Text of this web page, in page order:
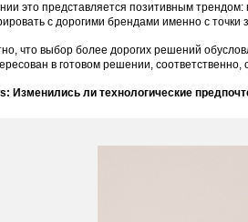
это представляется позитивным
с дорогими брендами именно с
что выбор более дорогих решений
в готовом решении,
Изменились ли технологические